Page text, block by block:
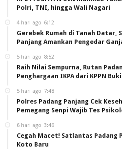
Polri, TNI, hingga Wali Nagari
4 hari ago 6:12
Gerebek Rumah di Tanah Datar,
Panjang Amankan Pengedar
5 hari ago 8:52
Raih Nilai Sempurna, Rutan
Penghargaan IKPA dari KPPN
5 hari ago 7:48
Polres Padang Panjang Cek
Pemegang Senpi Wajib Tes
6 hari ago 3:46
Cegah Macet! Satlantas Padang
Koto Baru